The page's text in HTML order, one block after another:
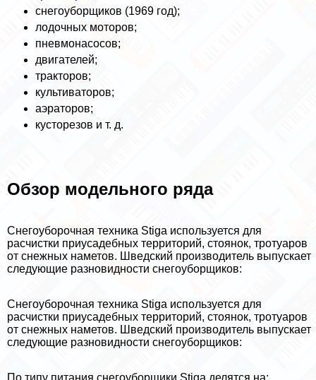
снегоуборщиков (1969 год);
лодочных моторов;
пневмонасосов;
двигателей;
тpaкторов;
культиваторов;
аэраторов;
кусторезов и т. д.
Обзор модельного ряда
Снегоуборочная техника Stiga используется для
расчистки приусадебных территорий, стоянок, тротуаров
от снежных наметов. Шведский производитель выпускает
следующие разновидности снегоуборщиков:
Снегоуборочная техника Stiga используется для
расчистки приусадебных территорий, стоянок, тротуаров
от снежных наметов. Шведский производитель выпускает
следующие разновидности снегоуборщиков:
По типу питания снегоуборщики Stiga делятся на: